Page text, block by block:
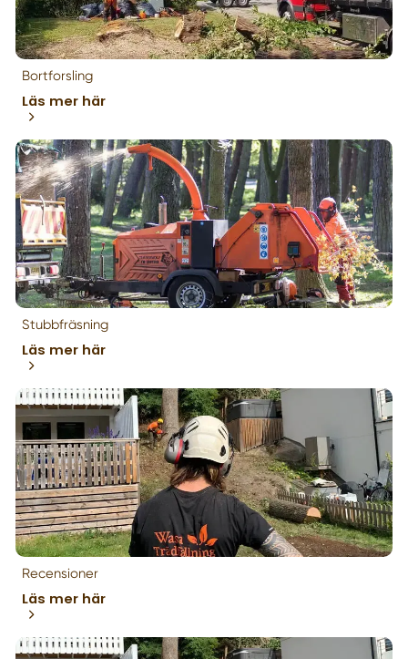
Bortforsling
Läs mer här
Stubbfräsning
Läs mer här
Recensioner
Läs mer här